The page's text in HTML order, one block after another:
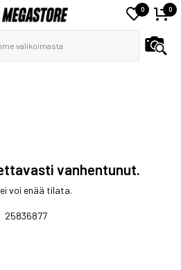
0 0
vanhentunut.
voi enää tilata.
25836877